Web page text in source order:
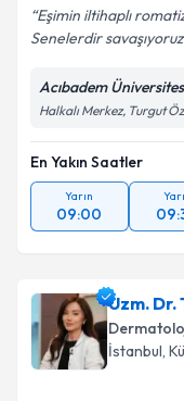
Eşimin iltihaplı
Senelerdir
Acıbadem
Halkalı Merkez, Turgut
En Yakın Saatler
Yarın
09:00
Uzm.
İstanbul,